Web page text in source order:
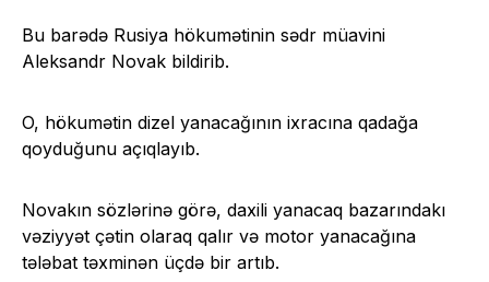
Bu barədə Rusiya hökumətinin sədr müavini
Aleksandr Novak bildirib.
O, hökumətin dizel yanacağının ixracına qadağa
qoyduğunu açıqlayıb.
Novakın sözlərinə görə, daxili yanacaq bazarındakı
vəziyyət çətin olaraq qalır və motor yanacağına
tələbat təxminən üçdə bir artıb.